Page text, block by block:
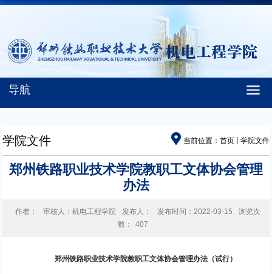
导航
当前位置： 首页 学院文件
学院文件
郑州铁路职业技术学院教职工文体协会管理
办法
作者： 审核人：机电工程学院 发布人： 发布时间：2022-03-15
浏览次
数：
407
郑州铁路职业技术学院教职工文体协会管理办法（试行）